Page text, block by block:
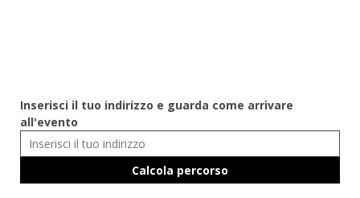
Inserisci il tuo indirizzo e guarda come arrivare
all'evento